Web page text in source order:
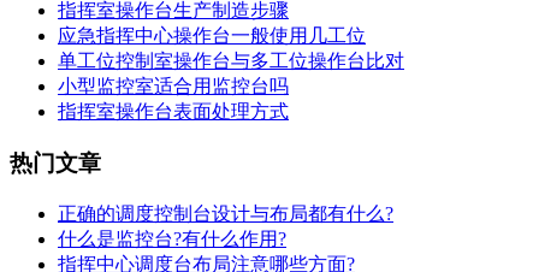
指挥室操作台生产制造步骤
应急指挥中心操作台一般使用几工位
单工位控制室操作台与多工位操作台比对
小型监控室适合用监控台吗
指挥室操作台表面处理方式
热门文章
正确的调度控制台设计与布局都有什么?
什么是监控台?有什么作用?
指挥中心调度台布局注意哪些方面?